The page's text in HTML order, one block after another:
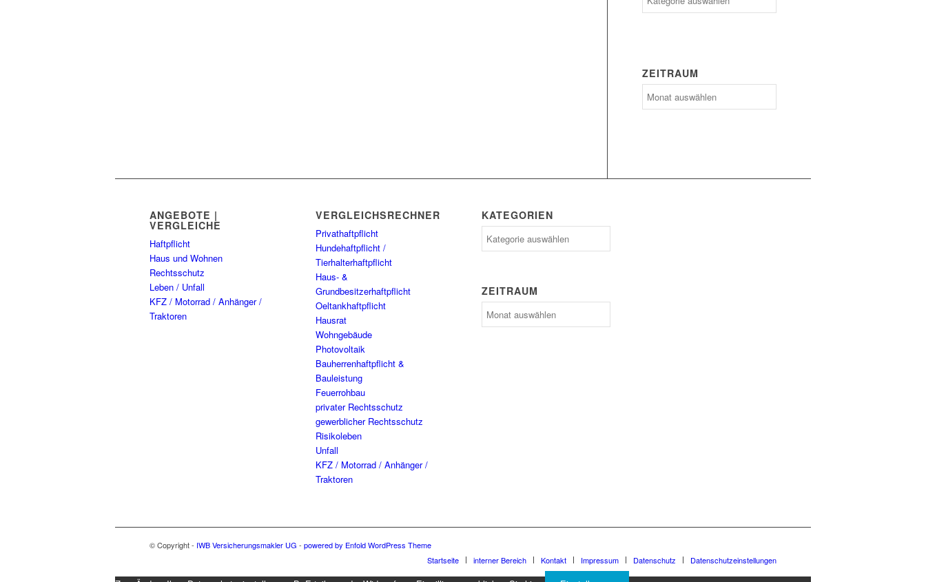
ZEITRAUM
ANGEBOTE |
VERGLEICHE
Haftpflicht
Haus und Wohnen
Rechtsschutz
Leben / Unfall
KFZ / Motorrad / Anhänger /
Traktoren
VERGLEICHSRECHNER
Privathaftpflicht
Hundehaftpflicht /
Tierhalterhaftpflicht
Haus- &
Grundbesitzerhaftpflicht
Oeltankhaftpflicht
Hausrat
Wohngebäude
Photovoltaik
Bauherrenhaftpflicht &
Bauleistung
Feuerrohbau
privater Rechtsschutz
gewerblicher Rechtsschutz
Risikoleben
Unfall
KFZ / Motorrad / Anhänger /
Traktoren
KATEGORIEN
ZEITRAUM
© Copyright - IWB Versicherungsmakler UG - powered by Enfold WordPress Theme
Startseite
interner Bereich Kontakt Impressum Datenschutz Datenschutzeinstellungen